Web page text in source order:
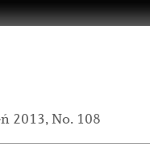
2013, No. 108